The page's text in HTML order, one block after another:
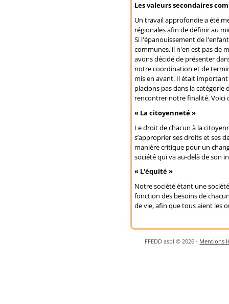
Les valeurs secondaires
Un travail approfondie a été
régionales afin de définir au
Si l'épanouissement de
communes, il n'en est pas de
avons décidé de présenter
notre coordination et de
mis en avant. Il était
placions pas dans la catégorie
rencontrer notre finalité. Voici
« La citoyenneté »
Le droit de chacun à la
s’approprier ses droits et ses
manière critique pour un
société qui va au-delà de son
« L'équité »
Notre société étant une
fonction des besoins de
de vie, afin que tous aient les
FFEDD asbl © 2026 - Mentions